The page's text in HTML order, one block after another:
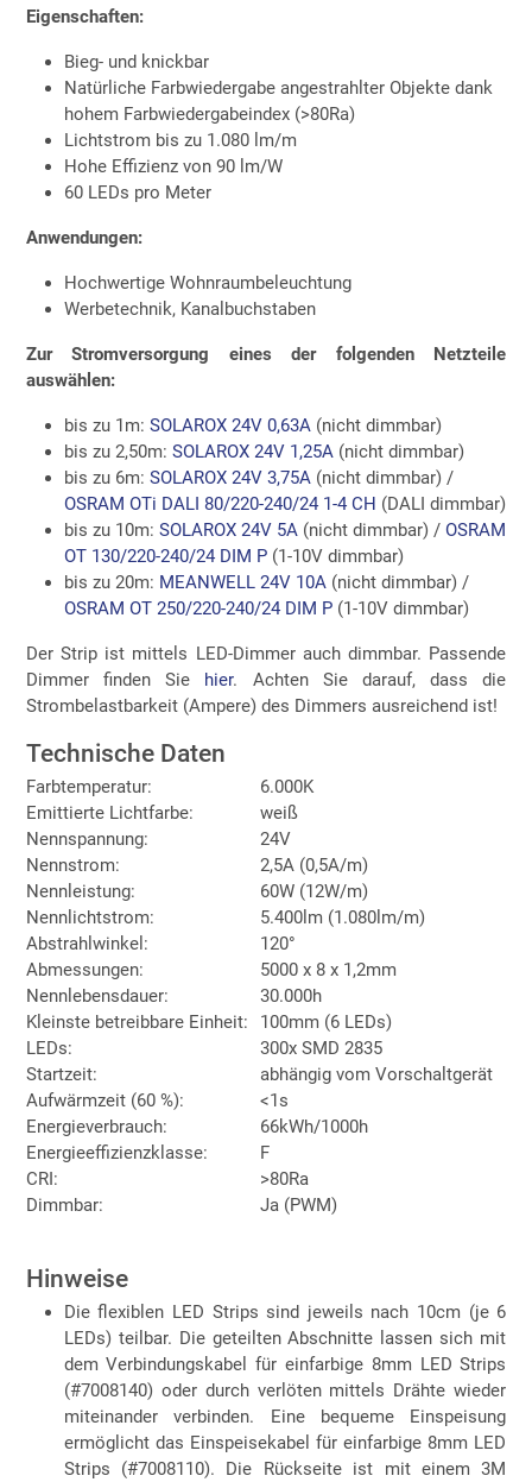
Eigenschaften:
Bieg- und knickbar
Natürliche Farbwiedergabe angestrahlter Objekte dank
hohem Farbwiedergabeindex (>80Ra)
Lichtstrom bis zu 1.080 lm/m
Hohe Effizienz von 90 lm/W
60 LEDs pro Meter
Anwendungen:
Hochwertige Wohnraumbeleuchtung
Werbetechnik, Kanalbuchstaben
Zur Stromversorgung eines der folgenden Netzteile
auswählen:
bis zu 1m: SOLAROX 24V 0,63A(nicht dimmbar)
bis zu 2,50m: SOLAROX 24V 1,25A(nicht dimmbar)
bis zu 6m: SOLAROX 24V 3,75A(nicht dimmbar) /
OSRAM OTi DALI 80/220-240/24 1-4 CH (DALI dimmbar)
bis zu 10m: SOLAROX 24V 5A(nicht dimmbar) / OSRAM
OT 130/220-240/24 DIM P(1-10V dimmbar)
bis zu 20m: MEANWELL 24V 10A(nicht dimmbar) /
OSRAM OT 250/220-240/24 DIM P(1-10V dimmbar)
Der Strip ist mittels LED-Dimmer auch dimmbar. Passende
Dimmer finden Sie hier. Achten Sie darauf, dass die
Strombelastbarkeit (Ampere) des Dimmers ausreichend ist!
Technische Daten
Farbtemperatur:
6.000K
Emittierte Lichtfarbe:
weiß
Nennspannung:
24V
Nennstrom:
2,5A (0,5A/m)
Nennleistung:
60W (12W/m)
Nennlichtstrom:
5.400lm (1.080lm/m)
Abstrahlwinkel:
120°
Abmessungen:
5000 x 8 x 1,2mm
Nennlebensdauer:
30.000h
Kleinste betreibbare Einheit:
100mm (6 LEDs)
LEDs:
300x SMD 2835
Startzeit:
abhängig vom Vorschaltgerät
Aufwärmzeit (60 %):
<1s
Energieverbrauch:
66kWh/1000h
Energieeffizienzklasse:
F
CRI:
>80Ra
Dimmbar:
Ja (PWM)
Hinweise
Die flexiblen LED Strips sind jeweils nach 10cm (je 6
LEDs) teilbar. Die geteilten Abschnitte lassen sich mit
dem Verbindungskabel für einfarbige 8mm LED Strips
(#7008140) oder durch verlöten mittels Drähte wieder
miteinander verbinden. Eine bequeme Einspeisung
ermöglicht das Einspeisekabel für einfarbige 8mm LED
Strips (#7008110). Die Rückseite ist mit einem 3M